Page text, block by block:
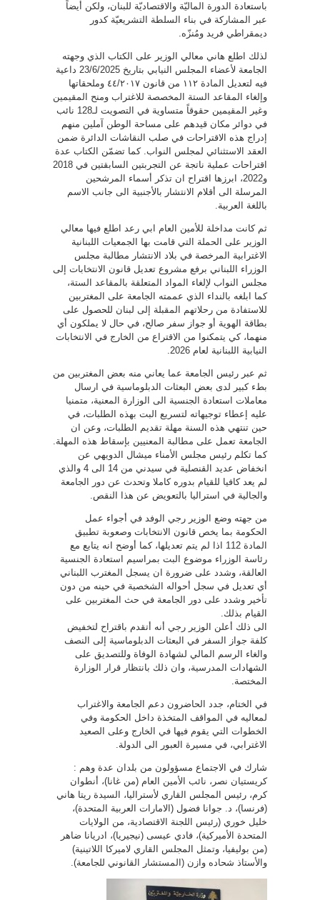
باستعادة الدورة الماليّة والاقتصاديّة للبنان، ولكن أيضاً
عبر المشاركة في بناء السلطة التشريعيّة كدور
ديمقراطي فريد ومُنزّه.
لذلك اطلع هاني معالي الوزير على الكتاب الذي وجهته
الجامعة لأعضاء المجلس النيابي بتاريخ 23/6/2025 داعية
فيه لتعديل المادة ١١٢ من قانون ٤٤/٢٠١٧ وملحقاتها
وإلغاء المقاعد الستة المخصصة للاغتراب ومنح المقيمين
وغير المقيمين حقوقاً متساوية في التصويت لـ128 نائب
في دوائر مكان قيدهم على مساحة الوطن آملين منهم
إدراج هذه الاقتراحات في صلب النقاشات الدائرة ضمن
العقد الاستثنائي لمجلس النواب. كما تضمّن الكتاب عدة
اقتراحات عملية ناتجة عن التجربتين السابقتين في 2018
و2022، ابرزها اقتراح ان تذكر أسماء المرشحين
المرسلة الى أقلام الانتشار بالأجنبية الى جانب الاسم
باللغة العربية.
ثم كانت مداخلة للأمين العام ابي رعد اطلع فيها معالي
الوزير على الحملة التي قامت بها الجمعيات اللبنانية
الاغترابية المرخصة في بلاد الانتشار مطالبة مجلس
الوزراء اللبناني برفع مشروع تعديل قانون الانتخابات إلى
مجلس النواب لإلغاء المواد المتعلقة بالمقاعد الستة،
كما ابلغه بالنداء الذي عممته الجامعة على المغتربين
للاستفادة من رحلاتهم المقبلة إلى لبنان للحصول على
بطاقة الهوية أو جواز سفر صالح، في حال لا يملكون أي
منهما، كي يتمكنوا من الاقتراع من الخارج في الانتخابات
النيابية اللبنانية لعام 2026.
ثم عبر رئيس الجامعة عما يعاني منه بعض المغتربين من
بطء كبير لدى بعض البعثات الدبلوماسية في ارسال
معاملات استعادة الجنسية الى الوزارة المعنية، متمنيا
عليه إعطاء توجيهاته لتسريع البت بهذه الطلبات، في
حين تنتهي هذه السنة مهلة تقديم الطلبات، وعن ان
الجامعة تعمل على مطالبة المعنيين بإسقاط هذه المهلة.
كما تكلم رئيس مجلس الأمناء ميشال الدويهي عن
انخفاض عديد القنصلية في سيدني من 14 الى 4 والذي
لم يعد كافيا للقيام بدوره كاملا وتحدث عن دور الجامعة
والجالية في استراليا بالتعويض عن هذا النقص.
من جهته وضع الوزير رجي الوفد في أجواء عمل
الحكومة بما يخص قانون الانتخابات وصعوبة تطبيق
المادة 112 اذا لم يتم تعديلها، كما أوضح انه يتابع مع
رئاسة الوزراء موضوع البت بمراسيم استعادة الجنسية
العالقة، وشدد على ضرورة ان يسجل المغترب اللبناني
أي تعديل في سجل أحواله الشخصية في حينه من دون
تأخير وشدد على دور الجامعة في حث المغتربين على
القيام بذلك.
الى ذلك أعلن الوزير رجي أنه أتقدم باقتراح لتخفيض
كلفة جواز السفر في البعثات الدبلوماسية إلى النصف
والغاء الرسم المالي لشهادة الوفاة وللتصديق على
الشهادات المدرسية، وان ذلك بانتظار قرار الوزارة
المختصة.
في الختام، جدد الحاضرون دعم الجامعة والاغتراب
لمعاليه في المواقف المتخذة داخل الحكومة وفي
الخطوات التي يقوم فيها في الخارج وعلى الصعيد
الاغترابي، في مسيرة العبور الى الدولة.
شارك في الاجتماع مسؤولون من بلدان عدة وهم :
كريستيان نصر، نائب الأمين العام (من غانا)، أنطوان
كرم، رئيس المجلس القاري لأستراليا، السيدة ريتا هاني
(فرنسا)، د. جوانا فضول (الامارات العربية المتحدة)،
خليل خوري (رئيس اللجنة الاقتصادية، من الولايات
المتحدة الأميركية)، فادي عيسى (نيجيريا)، ادريانا ضاهر
(من بوليفيا، وتمثل المجلس القاري لاميركا اللاتينية)
والأستاذ شحاده وازن (المستشار القانوني للجامعة).